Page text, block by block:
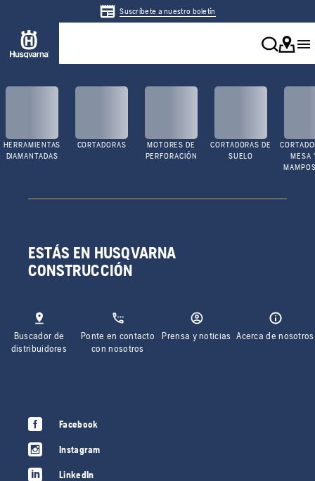
Suscríbete a nuestro boletín
HERRAMIENTAS
DIAMANTADAS
CORTADORAS
MOTORES DE
PERFORACIÓN
CORTADORAS DE
SUELO
MESA
ESTÁS EN HUSQVARNA
CONSTRUCCIÓN
Buscador de
distribuidores
Ponte en contacto
con nosotros
Prensa y noticias Acerca de nosotros
Facebook
Instagram
LinkedIn